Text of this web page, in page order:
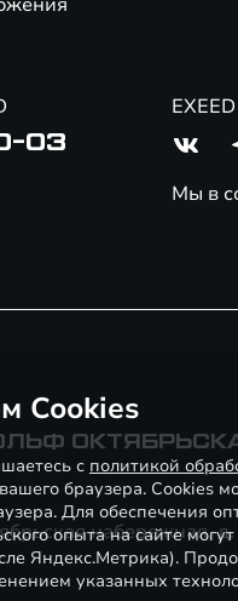
03
Мы в
набережная, д.
Cookies
с политикой
браузера. Cookies
Для обеспечения
опыта на сайте
Яндекс.Метрика).
указанных